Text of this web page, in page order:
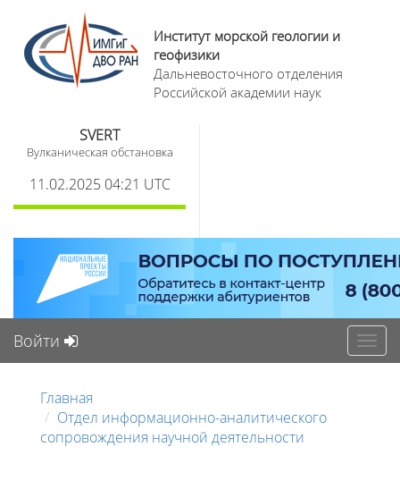
Институт морской геологии и
геофизики
Дальневосточного отделения
Российской академии наук
SVERT
Вулканическая обстановка
11.02.2025 04:21 UTC
Войти
Главная
Отдел информационно-аналитического
сопровождения научной деятельности